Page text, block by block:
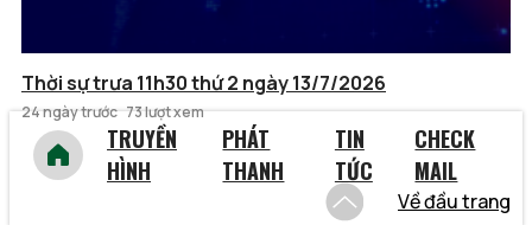
Thời sự trưa 11h30 thứ 2 ngày 13/7/2026
24 ngày trước 73 lượt xem
TRUYỀN
HÌNH
PHÁT
THANH
TIN
TỨC
CHECK
MAIL
Về đầu trang